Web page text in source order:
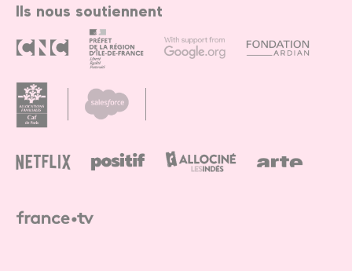
Ils nous soutiennent